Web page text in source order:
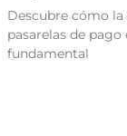
Descubre cómo la
pasarelas de pago
fundamental